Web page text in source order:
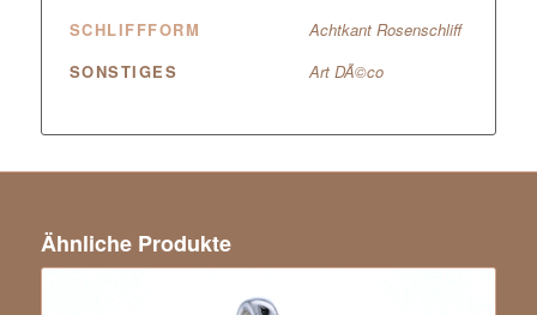
SCHLIFFFORM
Achtkant Rosenschliff
SONSTIGES
Art DÃ©co
Ähnliche Produkte